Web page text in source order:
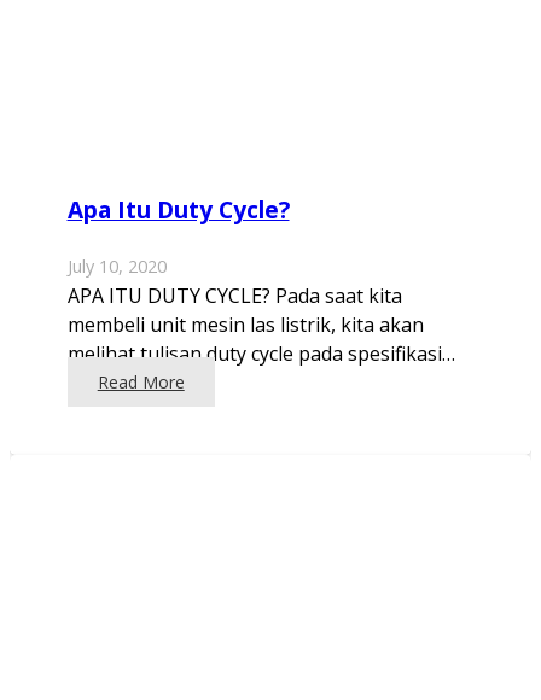
Apa Itu Duty Cycle?
July 10, 2020
APA ITU DUTY CYCLE? Pada saat kita
membeli unit mesin las listrik, kita akan
melihat tulisan duty cycle pada spesifikasi…
Read More